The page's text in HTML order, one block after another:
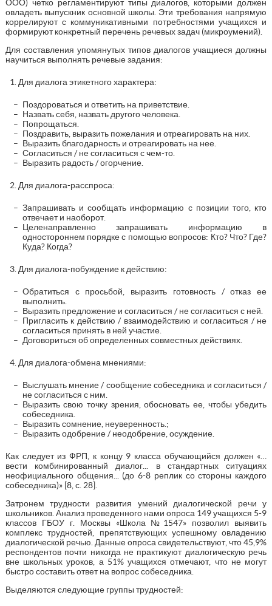
ООО) четко регламентируют типы диалогов, которыми должен
овладеть выпускник основной школы. Эти требования напрямую
коррелируют с коммуникативными потребностями учащихся и
формируют конкретный перечень речевых задач (микроумений).
Для составления упомянутых типов диалогов учащиеся должны
научиться выполнять речевые задания:
Для диалога этикетного характера:
Поздороваться и ответить на приветствие.
Назвать себя, назвать другого человека.
Попрощаться.
Поздравить, выразить пожелания и отреагировать на них.
Выразить благодарность и отреагировать на нее.
Согласиться / не согласиться с чем-то.
Выразить радость / огорчение.
Для диалога-расспроса:
Запрашивать и сообщать информацию с позиции того, кто
отвечает и наоборот.
Целенаправленно запрашивать информацию в
одностороннем порядке с помощью вопросов: Кто? Что? Где?
Куда? Когда?
Для диалога-побуждение к действию:
Обратиться с просьбой, выразить готовность / отказ ее
выполнить.
Выразить предложение и согласиться / не согласиться с ней.
Пригласить к действию / взаимодействию и согласиться / не
согласиться принять в ней участие.
Договориться об определенных совместных действиях.
Для диалога-обмена мнениями:
Выслушать мнение / сообщение собеседника и согласиться /
не согласиться с ним.
Выразить свою точку зрения, обосновать ее, чтобы убедить
собеседника.
Выразить сомнение, неуверенность.;
Выразить одобрение / неодобрение, осуждение.
Как следует из ФРП, к концу 9 класса обучающийся должен «…
вести комбинированный диалог... в стандартных ситуациях
неофициального общения... (до 6-8 реплик со стороны каждого
собеседника)» [8, с. 28].
Затронем трудности развития умений диалогической речи у
школьников. Анализ проведенного нами опроса 149 учащихся 5-9
классов ГБОУ г. Москвы «Школа №1547» позволил выявить
комплекс трудностей, препятствующих успешному овладению
диалогической речью. Данные опроса свидетельствуют, что 45,9%
респондентов почти никогда не практикуют диалогическую речь
вне школьных уроков, а 51% учащихся отмечают, что не могут
быстро составить ответ на вопрос собеседника.
Выделяются следующие группы трудностей: